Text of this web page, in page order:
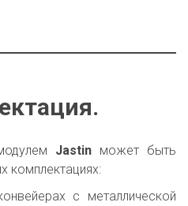
Jastinможет быть
комплектациях:
с металлической